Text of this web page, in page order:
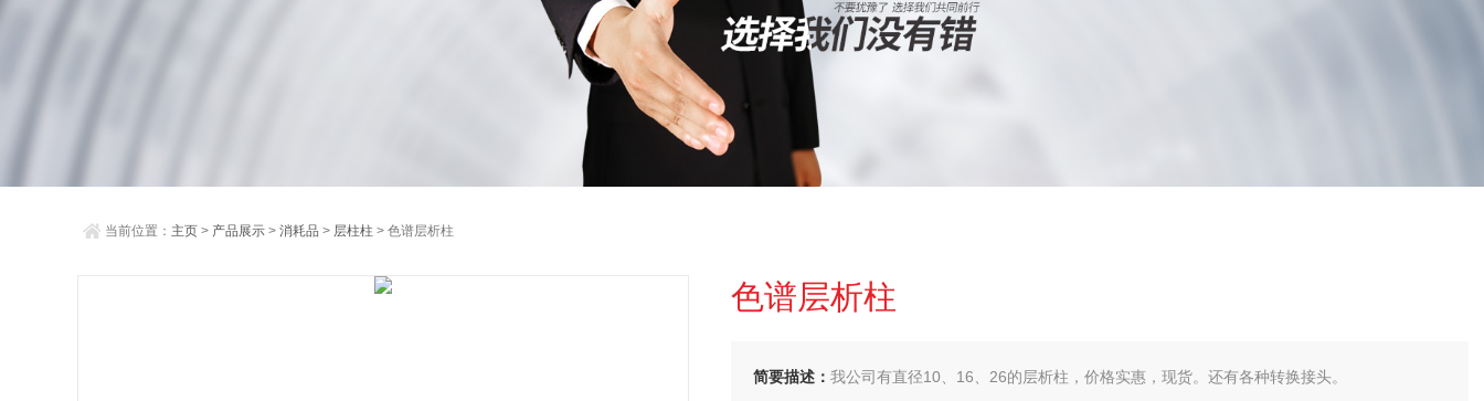
当前位置： 主页 > 产品展示 > 消耗品 > 层柱柱 > 色谱层析柱
色谱层析柱
简要描述：我公司有直径10、16、26的层析柱，价格实惠，现货。还有各种转换接头。